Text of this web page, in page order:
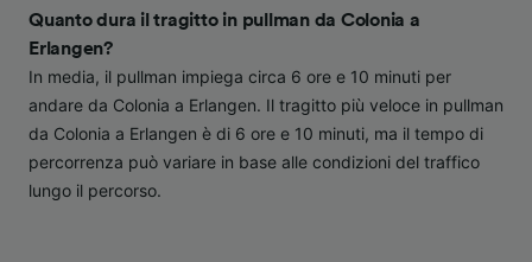
Quanto dura il tragitto in pullman da Colonia a
Erlangen?
In media, il pullman impiega circa 6 ore e 10 minuti per
andare da Colonia a Erlangen. Il tragitto più veloce in pullman
da Colonia a Erlangen è di 6 ore e 10 minuti, ma il tempo di
percorrenza può variare in base alle condizioni del traffico
lungo il percorso.
Utilizzare dati di geolocalizzazione precisi.
Scansione attiva delle caratteristiche del
dispositivo ai fini dell’identificazione.
Archiviare informazioni su dispositivo e/o
accedervi. Pubblicità e contenuti
personalizzati, misurazione delle prestazioni
dei contenuti e degli annunci, ricerche sul
pubblico, sviluppo di servizi.